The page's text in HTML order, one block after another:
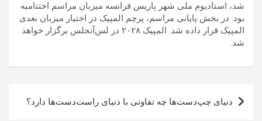
شد، استادیوم ملی شهر پاریس فرانسه میزبان مراسم اختتامیه
بود. در بخش پایانی مراسم، پرچم المپیک در اختیار میزبان بعدی
المپیک قرار داده شد. المپیک ۲۰۲۸ در لس‌آنجلس برگزار خواهد
شد.
راهبری
نوشته
دنیای چپ‌دست‌ها چه تفاوتی با دنیای راست‌دست‌ها دارد؟